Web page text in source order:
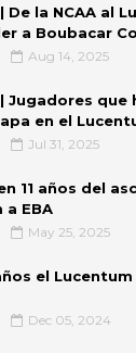
| De la NCAA al
a Boubacar
Aug 14, 2025
| Jugadores
en el
Jul 31, 2025
11 años del
a EBA
May 25, 2025
el
Dec 05, 2024